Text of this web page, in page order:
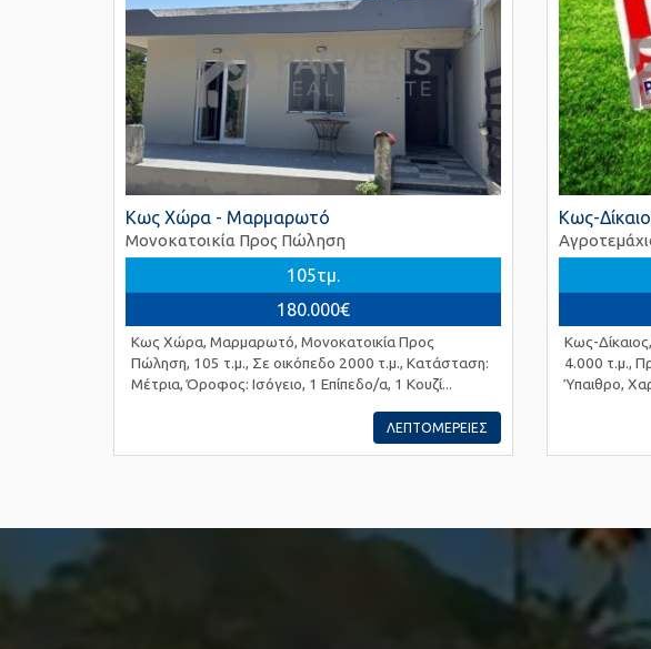
Κως Χώρα - Μαρμαρωτό
Μονοκατοικία Προς Πώληση
105τμ.
180.000€
Κως Χώρα, Μαρμαρωτό, Μονοκατοικία Προς
Πώληση, 105 τ.μ., Σε οικόπεδο 2000 τ.μ., Κατάσταση:
Μέτρια, Όροφος: Ισόγειο, 1 Επίπεδο/α, 1 Κουζί...
ΛΕΠΤΟΜΕΡΕΙΕΣ
Κως-
Κως-
4.000 τ.μ.,
Ύπαιθρο,